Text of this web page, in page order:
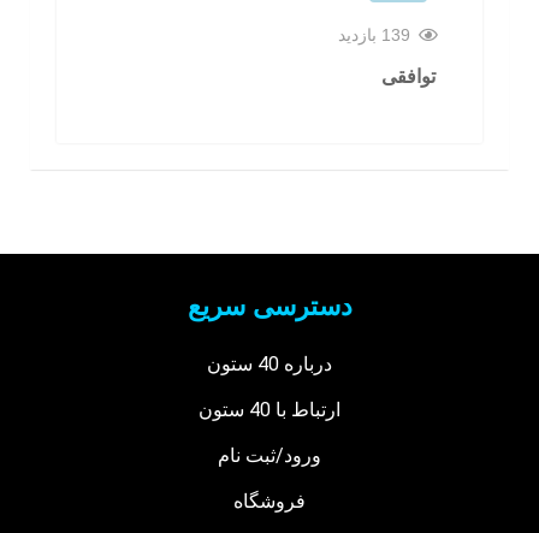
139 بازدید
توافقی
دسترسی سریع
درباره 40 ستون
ارتباط با 40 ستون
ورود/ثبت نام
فروشگاه